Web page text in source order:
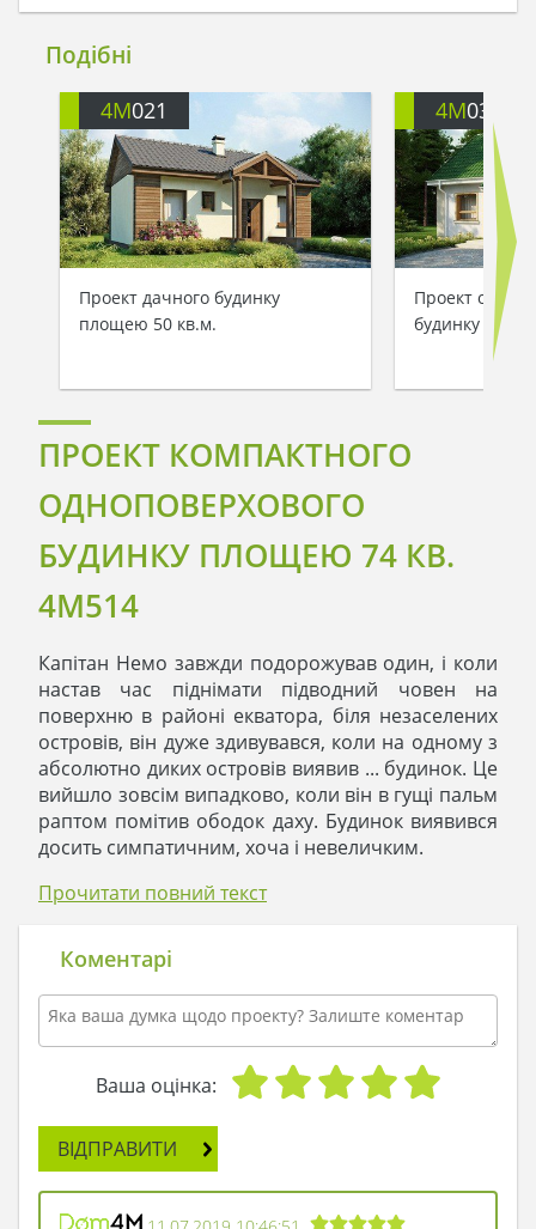
Подібні
4M021
Проект дачного будинку
площею 50 кв.м.
4M032
Проект
будинку на 70
ПРОЕКТ КОМПАКТНОГО
ОДНОПОВЕРХОВОГО
БУДИНКУ ПЛОЩЕЮ 74 КВ.
4M514
Капітан Немо завжди подорожував один, і коли
настав час піднімати підводний човен на
поверхню в районі екватора, біля незаселених
островів, він дуже здивувався, коли на одному з
абсолютно диких островів виявив ... будинок. Це
вийшло зовсім випадково, коли він в гущі пальм
раптом помітив ободок даху. Будинок виявився
досить симпатичним, хоча і невеличким.
декілька разів постукав. На його стук ніхто не
в будинок. Погляду Немо відкрилася вітальня,
поєднана з кухнею. Кімната була обставлена ​​
сучасними меблями: диван, журнальний столик,
і навіть книжкова шафа з безліччю літератури.
На кухні стояла побутова техніка, бурчав
двокамерний холодильник і парував тільки що
- Дивно, - подумав Немо, - будинок такий
затишний, і в ньому все є, а людей - ні душі. Ніби
хтось швидко покинув будинок ...
Капітан пройшовся по дому і побачив ще дві
Прочитати повний текст
Коментарі
Ваша оцінка:
ВІДПРАВИТИ